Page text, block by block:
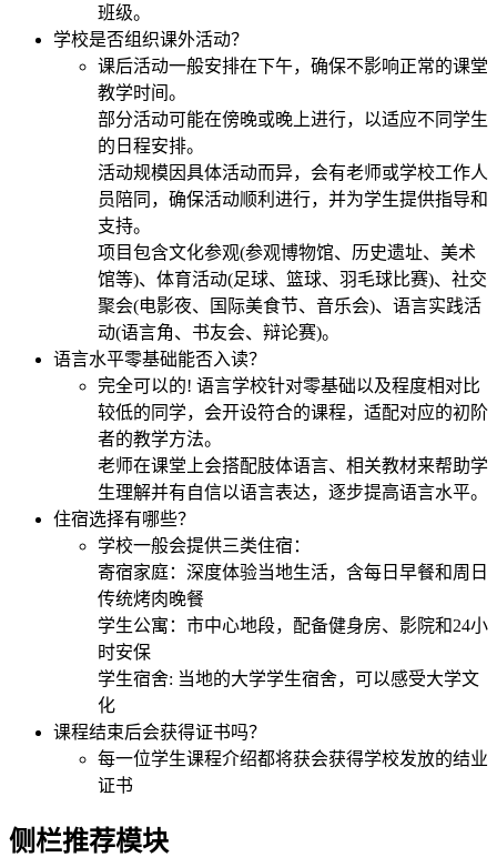
班级。
学校是否组织课外活动？
课后活动一般安排在下午，确保不影响正常的课堂
教学时间。
部分活动可能在傍晚或晚上进行，以适应不同学生
的日程安排。
活动规模因具体活动而异，会有老师或学校工作人
员陪同，确保活动顺利进行，并为学生提供指导和
支持。
项目包含文化参观(参观博物馆、历史遗址、美术
馆等)、体育活动(足球、篮球、羽毛球比赛)、社交
聚会(电影夜、国际美食节、音乐会)、语言实践活
动(语言角、书友会、辩论赛)。
语言水平零基础能否入读？
完全可以的! 语言学校针对零基础以及程度相对比
较低的同学，会开设符合的课程，适配对应的初阶
者的教学方法。
老师在课堂上会搭配肢体语言、相关教材来帮助学
生理解并有自信以语言表达，逐步提高语言水平。
住宿选择有哪些？
学校一般会提供三类住宿：
寄宿家庭：深度体验当地生活，含每日早餐和周日
传统烤肉晚餐
学生公寓：市中心地段，配备健身房、影院和24小
时安保
学生宿舍: 当地的大学学生宿舍，可以感受大学文
化
课程结束后会获得证书吗？
每一位学生课程介绍都将获会获得学校发放的结业
证书
侧栏推荐模块